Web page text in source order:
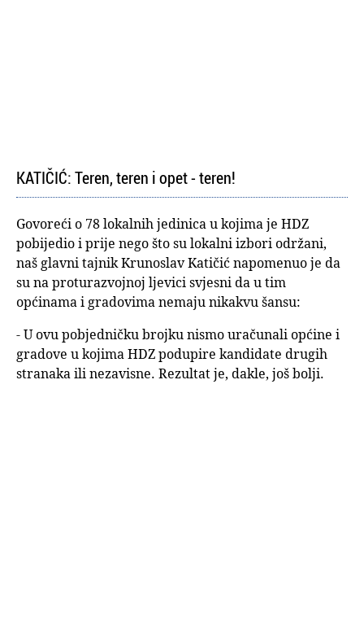
KATIČIĆ: Teren, teren i opet - teren!
Govoreći o 78 lokalnih jedinica u kojima je HDZ
pobijedio i prije nego što su lokalni izbori održani,
naš glavni tajnik Krunoslav Katičić napomenuo je da
su na proturazvojnoj ljevici svjesni da u tim
općinama i gradovima nemaju nikakvu šansu:
- U ovu pobjedničku brojku nismo uračunali općine i
gradove u kojima HDZ podupire kandidate drugih
stranaka ili nezavisne. Rezultat je, dakle, još bolji.